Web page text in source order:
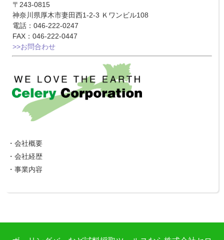
〒243-0815
神奈川県厚木市妻田西1-2-3 Ｋワンビル108
電話：046-222-0247
FAX：046-222-0447
>>お問合わせ
・会社概要
・会社経歴
・事業内容